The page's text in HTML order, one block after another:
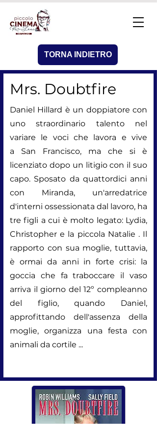
TORNA INDIETRO
Mrs. Doubtfire
Daniel Hillard è un doppiatore con
uno straordinario talento nel
variare le voci che lavora e vive
a San Francisco, ma che si è
licenziato dopo un litigio con il suo
capo. Sposato da quattordici anni
con Miranda, un'arredatrice
d'interni ossessionata dal lavoro, ha
tre figli a cui è molto legato: Lydia,
Christopher e la piccola Natalie . Il
rapporto con sua moglie, tuttavia,
è ormai da anni in forte crisi: la
goccia che fa traboccare il vaso
arriva il giorno del 12º compleanno
del figlio, quando Daniel,
approfittando dell'assenza della
moglie, organizza una festa con
animali da cortile ...